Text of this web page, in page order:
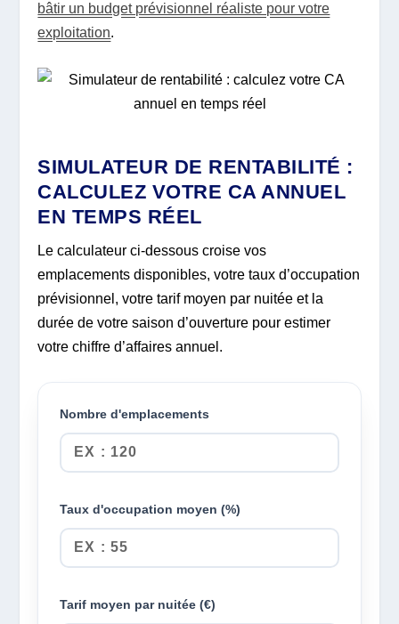
bâtir un budget prévisionnel réaliste pour votre
exploitation.
SIMULATEUR DE RENTABILITÉ :
CALCULEZ VOTRE CA ANNUEL
EN TEMPS RÉEL
Le calculateur ci-dessous croise vos
emplacements disponibles, votre taux d’occupation
prévisionnel, votre tarif moyen par nuitée et la
durée de votre saison d’ouverture pour estimer
votre chiffre d’affaires annuel.
Nombre d'emplacements
Taux d'occupation moyen (%)
Tarif moyen par nuitée (€)